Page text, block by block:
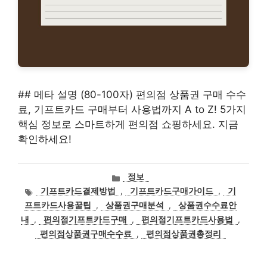
## 메타 설명 (80-100자) 편의점 상품권 구매 수수
료, 기프트카드 구매부터 사용법까지 A to Z! 5가지
핵심 정보로 스마트하게 편의점 쇼핑하세요. 지금
확인하세요!
카
테
고
리
정보
태
그
기프트카드결제방법 , 기프트카드구매가이드 ,
기
프트카드사용꿀팁
, 상품권구매분석 ,
상품권수수료안
내
, 편의점기프트카드구매 , 편의점기프트카드사용법
,
편의점상품권구매수수료
, 편의점상품권총정리